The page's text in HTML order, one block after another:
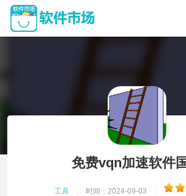
免费vqn加速软件
工具 时间：2024-09-03